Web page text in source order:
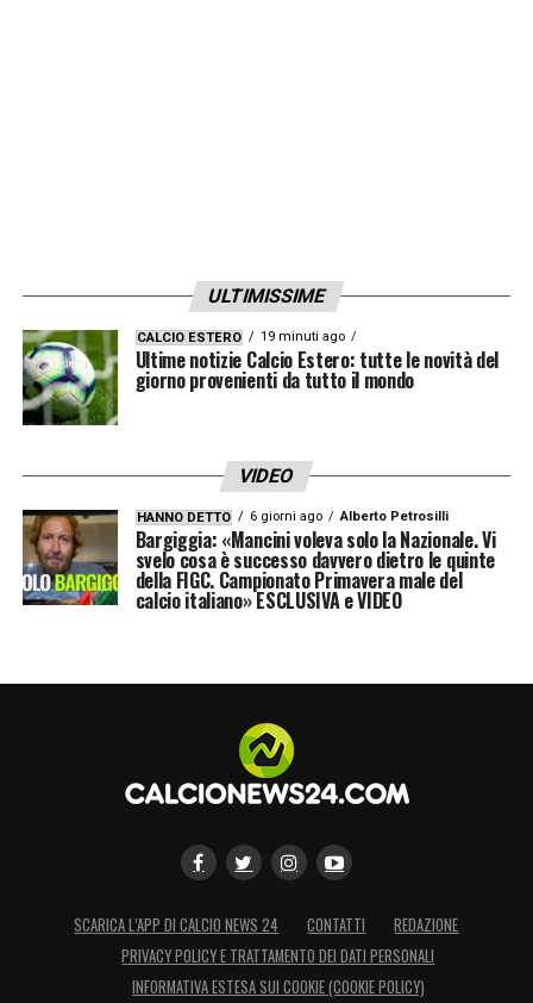
LA PLAYLIST DELLE NOSTRE TOP NEWS
ULTIMISSIME
CALCIO ESTERO 19 minuti ago
Ultime notizie Calcio Estero: tutte le novità del
giorno provenienti da tutto il mondo
VIDEO
HANNO DETTO 6 giorni ago Alberto Petrosilli
Bargiggia: «Mancini voleva solo la Nazionale. Vi
svelo cosa è successo davvero dietro le quinte
della FIGC. Campionato Primavera male del
calcio italiano» ESCLUSIVA e VIDEO
SCARICA L’APP DI CALCIO NEWS 24 CONTATTI
REDAZIONE
PRIVACY POLICY E TRATTAMENTO DEI DATI PERSONALI
INFORMATIVA ESTESA SUI COOKIE (COOKIE POLICY)